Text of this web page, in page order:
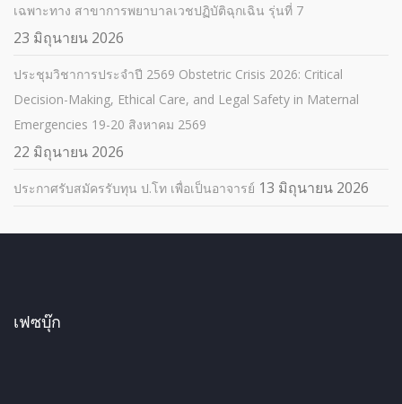
เฉพาะทาง สาขาการพยาบาลเวชปฏิบัติฉุกเฉิน รุ่นที่ 7
23 มิถุนายน 2026
ประชุมวิชาการประจำปี 2569 Obstetric Crisis 2026: Critical
Decision-Making, Ethical Care, and Legal Safety in Maternal
Emergencies 19-20 สิงหาคม 2569
22 มิถุนายน 2026
ประกาศรับสมัครรับทุน ป.โท เพื่อเป็นอาจารย์ 13 มิถุนายน 2026
เฟซบุ๊ก